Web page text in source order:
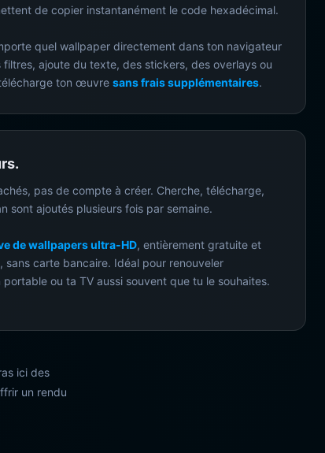
de copier instantanément le code hexadécimal.
quel wallpaper directement dans ton navigateur
ajoute du texte, des stickers, des overlays ou
ton œuvre sans frais supplémentaires.
pas de compte à créer. Cherche, télécharge,
sont ajoutés plusieurs fois par semaine.
de wallpapers ultra-HD, entièrement gratuite et
sans carte bancaire. Idéal pour renouveler
ou ta TV aussi souvent que tu le souhaites.
ici des
un rendu